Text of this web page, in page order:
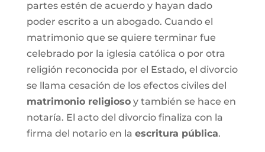
partes estén de acuerdo y hayan dado
poder escrito a un abogado. Cuando el
matrimonio que se quiere terminar fue
celebrado por la iglesia católica o por otra
religión reconocida por el Estado, el divorcio
se llama cesación de los efectos civiles del
matrimonio religiosoy también se hace en
notaría. El acto del divorcio finaliza con la
firma del notario en la escritura pública.